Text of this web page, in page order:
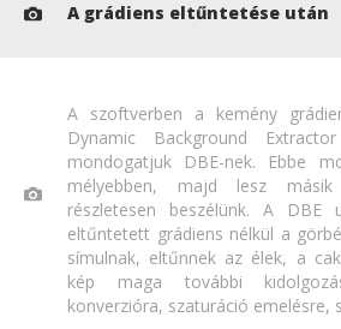
A grádiens eltűntetése után
A szoftverben a kemény
Dynamic Background
mondogatjuk DBE-nek. Ebbe
mélyebben, majd lesz
részletesen beszélünk. A
eltűntetett grádiens nélkül a
símulnak, eltűnnek az élek, a
kép maga további
konverzióra, szaturáció emelésre,